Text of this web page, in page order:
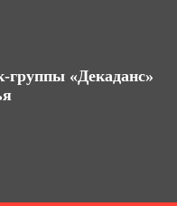
группы «Декаданс»